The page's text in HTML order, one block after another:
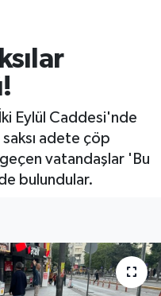
Eylül Caddesi'nde
adete çöp
vatandaşlar 'Bu
bulundular.